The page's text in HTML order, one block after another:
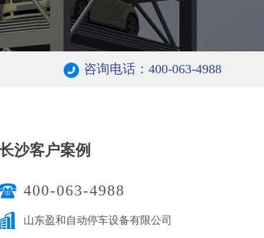
咨询电话：400-063-4988
沙客户案例
400-063-4988
山东盈和自动停车设备有限公司